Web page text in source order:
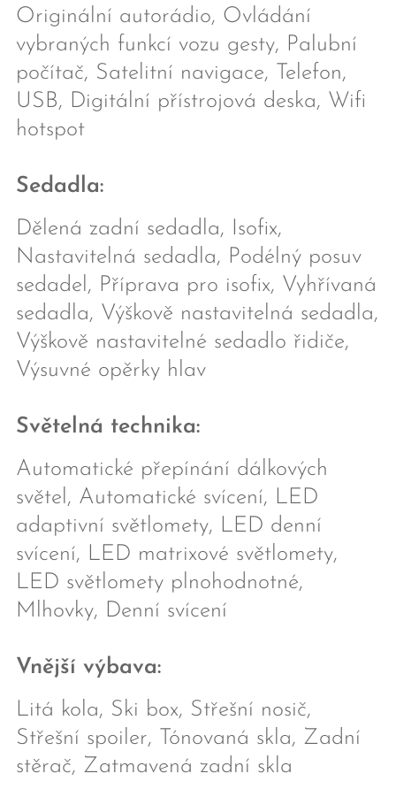
Originální autorádio, Ovládání
vybraných funkcí vozu gesty, Palubní
počítač, Satelitní navigace, Telefon,
USB, Digitální přístrojová deska, Wifi
hotspot
Sedadla:
Dělená zadní sedadla, Isofix,
Nastavitelná sedadla, Podélný posuv
sedadel, Příprava pro isofix, Vyhřívaná
sedadla, Výškově nastavitelná sedadla,
Výškově nastavitelné sedadlo řidiče,
Výsuvné opěrky hlav
Světelná technika:
Automatické přepínání dálkových
světel, Automatické svícení, LED
adaptivní světlomety, LED denní
svícení, LED matrixové světlomety,
LED světlomety plnohodnotné,
Mlhovky, Denní svícení
Vnější výbava:
Litá kola, Ski box, Střešní nosič,
Střešní spoiler, Tónovaná skla, Zadní
stěrač, Zatmavená zadní skla